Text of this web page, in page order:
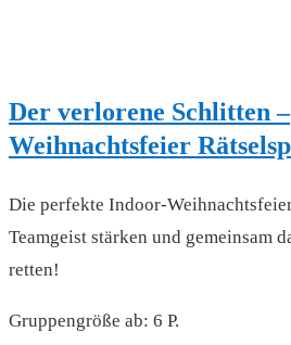
Der verlorene Schlitten –
Weihnachtsfeier
Die perfekte Indoor-
Teamgeist stärken und gemeinsam
retten!
Gruppengröße ab: 6 P.